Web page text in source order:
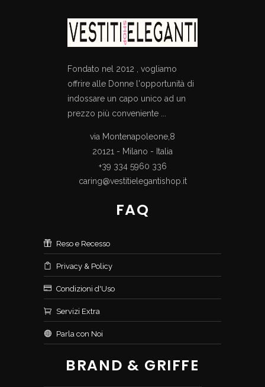
Fondato nel 2012 , vogliamo
offrire alle Donne l'opportunità di
indossare un capo unico ad un
prezzo più conveniente ...
via Montenapoleone,8
20121 - Milano - Italia
+39 334 5960 336
caring@vestitielegantishop.it
FAQ
Reso e Recesso
Privacy & Policy
Condizioni d'Uso
Servizi Extra
Parla con Noi
BRAND & GRIFFE